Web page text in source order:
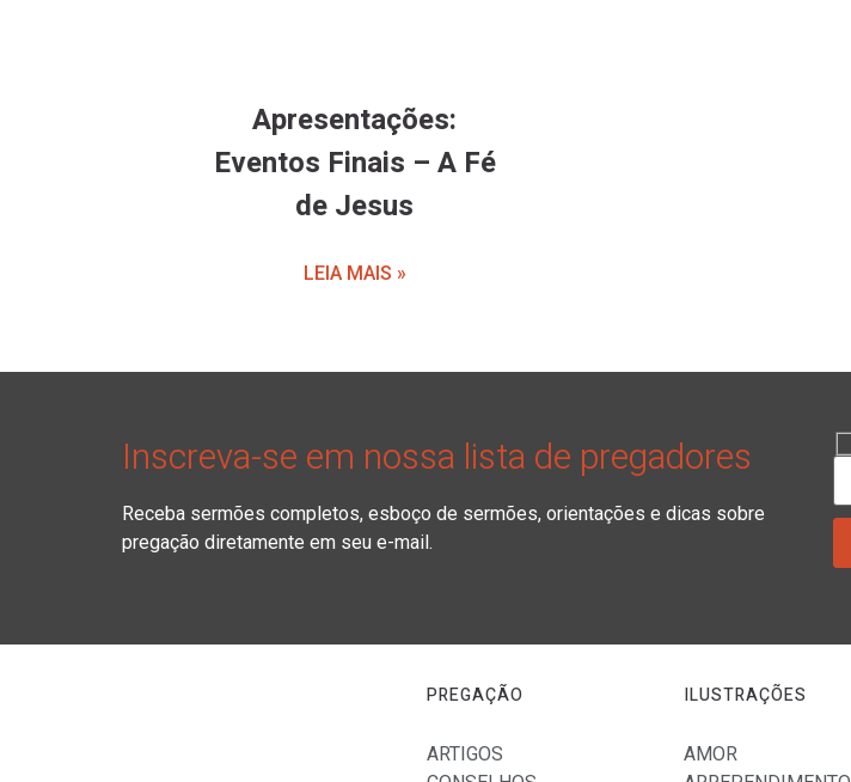
Apresentações:
Eventos Finais – A Fé
de Jesus
LEIA MAIS »
Inscreva-se em nossa lista de pregadores
Receba sermões completos, esboço de sermões, orientações e dicas sobre
pregação diretamente em seu e-mail.
PREGAÇÃO
ARTIGOS
ILUSTRAÇÕES
AMOR